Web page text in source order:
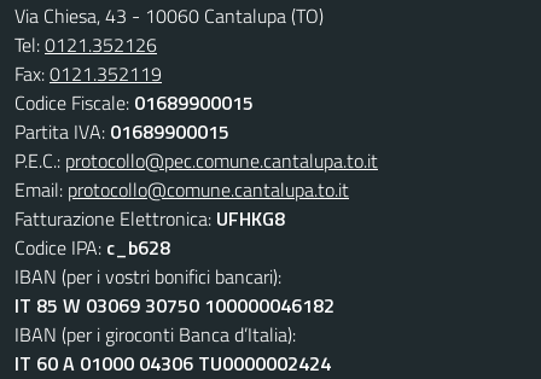
Via Chiesa, 43 - 10060 Cantalupa (TO)
Tel:0121.352126
Fax:0121.352119
Codice Fiscale: 01689900015
Partita IVA: 01689900015
P.E.C.: protocollo@pec.comune.cantalupa.to.it
Email: protocollo@comune.cantalupa.to.it
Fatturazione Elettronica: UFHKG8
Codice IPA: c_b628
IBAN (per i vostri bonifici bancari):
IT 85 W 03069 30750 100000046182
IBAN (per i giroconti Banca d’Italia):
IT 60 A 01000 04306 TU0000002424